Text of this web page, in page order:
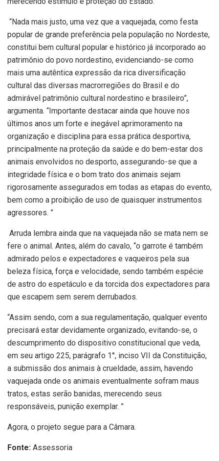
“Nada mais justo, uma vez que a vaquejada, como festa
popular de grande preferência pela população no Nordeste,
constitui bem cultural popular e histórico já incorporado ao
patrimônio do povo nordestino, evidenciando-se como
mais uma autêntica expressão da rica diversificação
cultural das diversas macrorregiões do Brasil e do
admirável patrimônio cultural nordestino e brasileiro”,
argumenta. “Importante destacar ainda que houve nos
últimos anos um forte e inegável aprimoramento na
organização e disciplina para essa prática desportiva,
principalmente na proteção da saúde e do bem-estar dos
animais envolvidos no desporto, assegurando-se que a
integridade física e o bom trato dos animais sejam
rigorosamente assegurados em todas as etapas do evento,
bem como a proibição de uso de quaisquer instrumentos
agressores. ”
Arruda lembra ainda que na vaquejada não se mata nem se
fere o animal. Antes, além do cavalo, “o garrote é também
admirado pelos e expectadores e vaqueiros pela sua
beleza física, força e velocidade, sendo também espécie
de astro do espetáculo e da torcida dos expectadores para
que escapem sem serem derrubados.
“Assim sendo, com a sua regulamentação, qualquer evento
precisará estar devidamente organizado, evitando-se, o
descumprimento do dispositivo constitucional que veda,
em seu artigo 225, parágrafo 1°, inciso VII da Constituição,
a submissão dos animais à crueldade, assim, havendo
vaquejada onde os animais eventualmente sofram maus
tratos, estas serão banidas, merecendo seus
responsáveis, punição exemplar. ”
Agora, o projeto segue para a Câmara.
Fonte: Assessoria